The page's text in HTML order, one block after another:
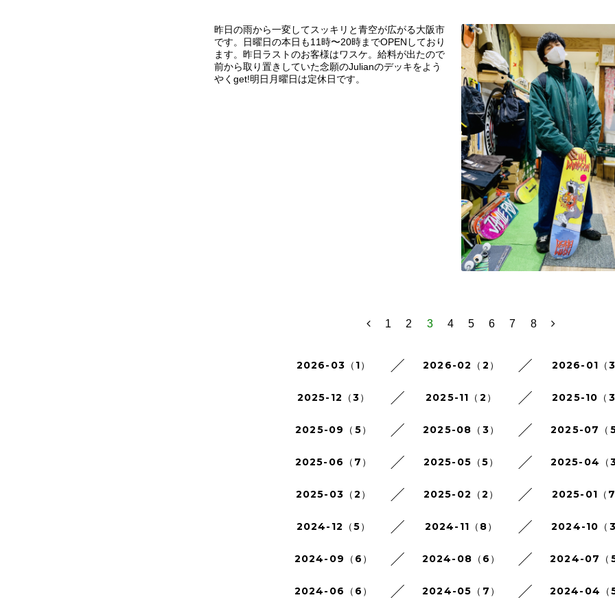
昨日の雨から一変してスッキリと青空が広がる大阪市
です。日曜日の本日も11時〜20時までOPENしており
ます。昨日ラストのお客様はワスケ。給料が出たので
前から取り置きしていた念願のJulianのデッキをよう
やくget!明日月曜日は定休日です。
1 2 3 4 5 6 7 8
2026-03（1） 2026-02（2） 2026-01（3
2025-12（3） 2025-11（2） 2025-10（3
2025-09（5） 2025-08（3） 2025-07（5
2025-06（7） 2025-05（5） 2025-04（3
2025-03（2） 2025-02（2） 2025-01（7
2024-12（5） 2024-11（8） 2024-10（3
2024-09（6） 2024-08（6） 2024-07（5
2024-06（6） 2024-05（7） 2024-04（5